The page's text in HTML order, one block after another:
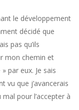
le développement
décidé que
pas qu’ils
mon chemin et
par eux. Je sais
vu que j’avancerais
pour l’accepter à